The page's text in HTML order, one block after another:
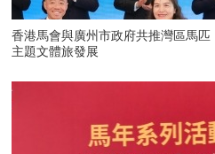
香港馬會與廣州市政府共推灣區馬匹
主題文體旅發展